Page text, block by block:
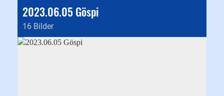
2023.06.05 Göspi
16 Bilder